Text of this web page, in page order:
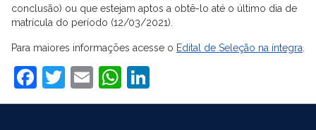
conclusão) ou que estejam aptos a obtê-lo até o último dia de
matrícula do período (12/03/2021).
Para maiores informações acesse o Edital de Seleção na íntegra
Facebook
Twitter
EmailWhatsApp